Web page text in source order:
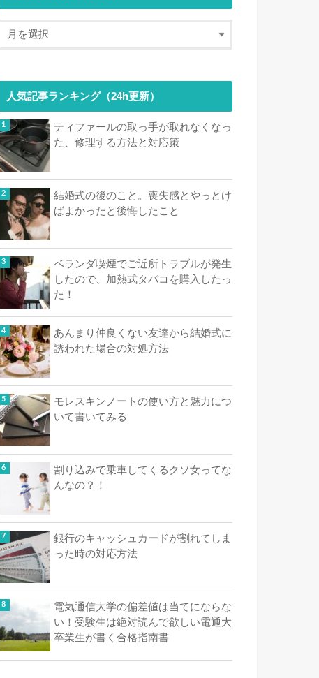
人気記事ランキング（24h更新）
ティファールの取っ手が取れなくなっ
た、修理する方法と対応策
結婚式の後のこと。喪失感とやっとけ
ばよかったと後悔したこと
ベランダ喫煙でご近所トラブルが発生
したので、加熱式タバコを購入したっ
た！
あんまり仲良くない友達から結婚式に
誘われた場合の対処方法
モレスキンノートの使い方と魅力につ
いて書いてみる
割り込みで乗車してくるクソ女ってな
んなの？！
銀行のキャッシュカードが割れてしま
った時の対応方法
電気通信大学の偏差値は当てにならな
い！受験生は絶対読んで欲しい電通大
卒業生が書く合格指南書